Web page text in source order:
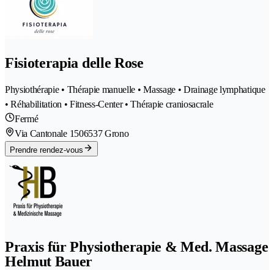
Fisioterapia delle Rose
Physiothérapie • Thérapie manuelle • Massage • Drainage lymphatique
• Réhabilitation • Fitness-Center • Thérapie craniosacrale
Fermé
Via Cantonale 1506537 Grono
Prendre rendez-vous
Praxis für Physiotherapie & Med. Massage
Helmut Bauer